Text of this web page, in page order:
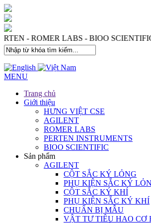
- PERTEN - ROMER LABS - BIOO
MENU
Trang chủ
Giới thiệu
HƯNG VIỆT CSE
AGILENT
ROMER LABS
PERTEN INSTRUMENTS
BIOO SCIENTIFIC
Sản phẩm
AGILENT
CỘT SẮC KÝ LỎNG
PHỤ KIỆN SẮC KÝ
CỘT SẮC KÝ KHÍ
PHỤ KIỆN SẮC KÝ KHÍ
CHUẨN BỊ MẪU
VẬT TƯ TIÊU HAO CƠ